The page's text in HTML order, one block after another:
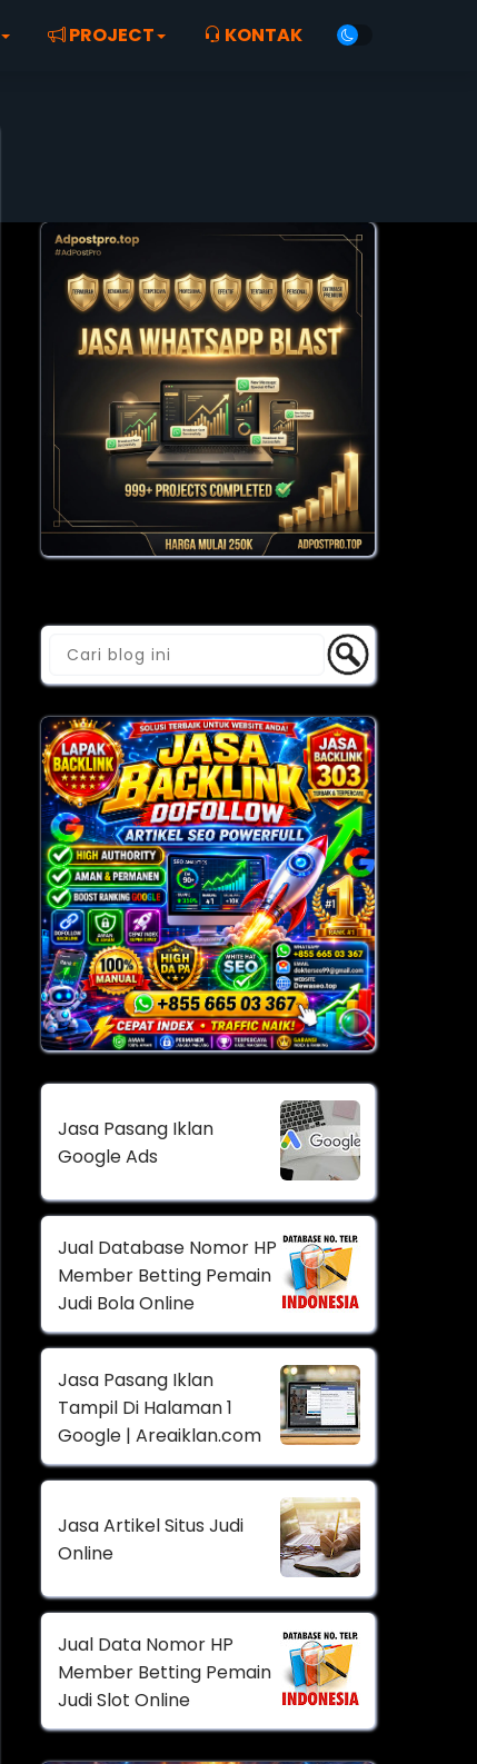
PROJECT KONTAK
Jasa Pasang Iklan
Google Ads
Jual Database Nomor HP
Member Betting Pemain
Judi Bola Online
Jasa Pasang Iklan
Tampil Di Halaman 1
Google | Areaiklan.com
Jasa Artikel Situs Judi
Online
Jual Data Nomor HP
Member Betting Pemain
Judi Slot Online